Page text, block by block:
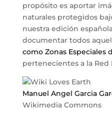
propósito es aportar
naturales protegidos
nuestra edición
documentar todos
como Zonas Especiales
pertenecientes a la Red
Manuel Angel Garcia
Wikimedia Commons